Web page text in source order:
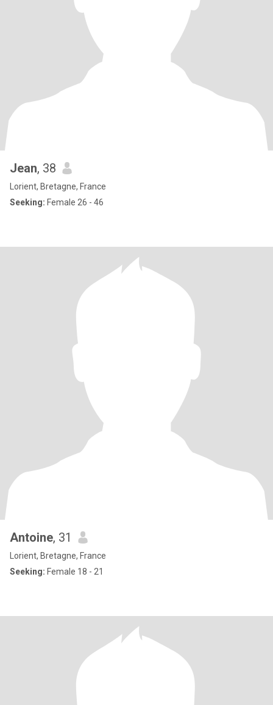
Jean, 38
Lorient, Bretagne, France
Seeking: Female 26 - 46
Antoine, 31
Lorient, Bretagne, France
Seeking: Female 18 - 21